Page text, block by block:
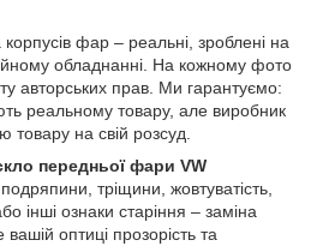
фар – реальні, зроблені на
обладнанні. На кожному фото
авторських прав. Ми гарантуємо:
реальному товару, але виробник
товару на свій розсуд.
передньої фари VW
тріщини, жовтуватість,
інші ознаки старіння – заміна
оптиці прозорість та